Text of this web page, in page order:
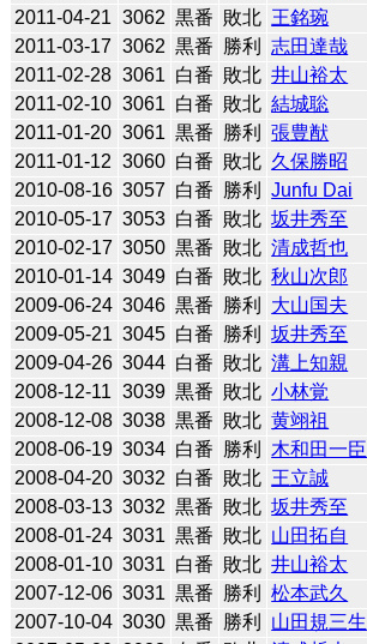
2011-04-21 3062 黒番 敗北 王銘琬
2011-03-17 3062 黒番 勝利 志田達哉
2011-02-28 3061 白番 敗北 井山裕太
2011-02-10 3061 白番 敗北 結城聡
2011-01-20 3061 黒番 勝利 張豊猷
2011-01-12 3060 白番 敗北 久保勝昭
2010-08-16 3057 白番 勝利 Junfu Dai
2010-05-17 3053 白番 敗北 坂井秀至
2010-02-17 3050 黒番 敗北 清成哲也
2010-01-14 3049 白番 敗北 秋山次郎
2009-06-24 3046 黒番 勝利 大山国夫
2009-05-21 3045 白番 勝利 坂井秀至
2009-04-26 3044 白番 敗北 溝上知親
2008-12-11 3039 黒番 敗北 小林覚
2008-12-08 3038 黒番 敗北 黄翊祖
2008-06-19 3034 白番 勝利 木和田一臣
2008-04-20 3032 白番 敗北 王立誠
2008-03-13 3032 黒番 敗北 坂井秀至
2008-01-24 3031 黒番 敗北 山田拓自
2008-01-10 3031 白番 敗北 井山裕太
2007-12-06 3031 黒番 勝利 松本武久
2007-10-04 3030 黒番 勝利 山田規三生